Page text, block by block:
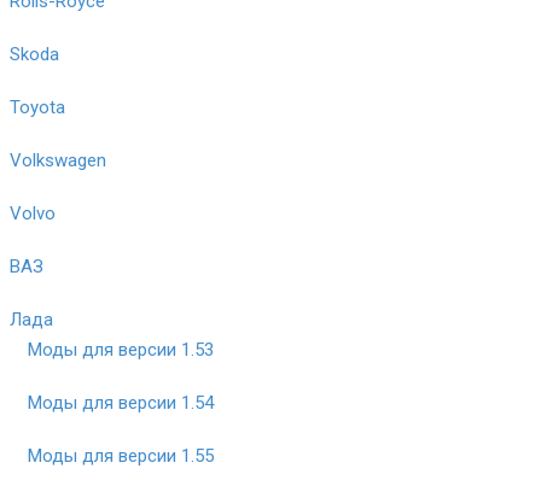
Skoda
Toyota
Volkswagen
Volvo
ВАЗ
Лада
Моды для версии 1.53
Моды для версии 1.54
Моды для версии 1.55